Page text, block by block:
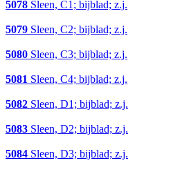
5078 Sleen, C1; bijblad; z.j.
5079 Sleen, C2; bijblad; z.j.
5080 Sleen, C3; bijblad; z.j.
5081 Sleen, C4; bijblad; z.j.
5082 Sleen, D1; bijblad; z.j.
5083 Sleen, D2; bijblad; z.j.
5084 Sleen, D3; bijblad; z.j.